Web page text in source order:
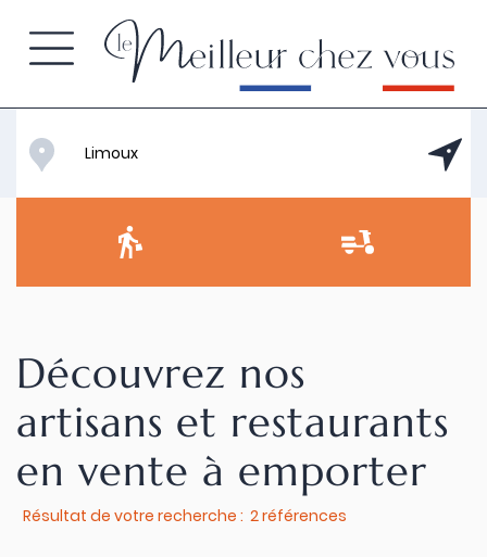
Découvrez nos
artisans et restaurants
en vente à emporter
Résultat de votre recherche : 2 références